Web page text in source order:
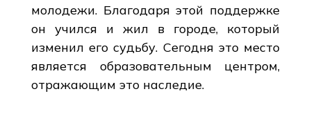
молодежи. Благодаря этой поддержке
он учился и жил в городе, который
изменил его судьбу. Сегодня это место
является образовательным центром,
отражающим это наследие.